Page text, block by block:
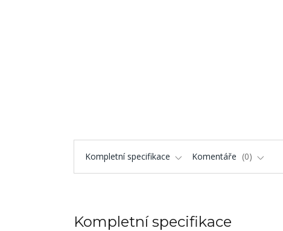
Kompletní specifikace Komentáře 0
Kompletní specifikace